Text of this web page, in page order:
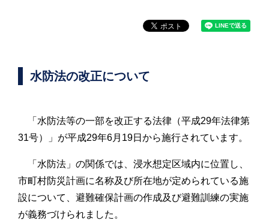
水防法の改正について
「水防法等の一部を改正する法律（平成29年法律第
31号）」が平成29年6月19日から施行されています。
「水防法」の関係では、浸水想定区域内に位置し、
市町村防災計画に名称及び所在地が定められている施
設について、避難確保計画の作成及び避難訓練の実施
が義務づけられました。